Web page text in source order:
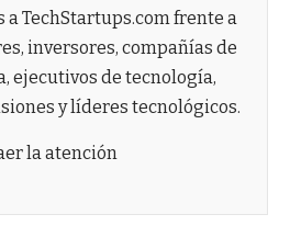
a TechStartups.com frente a
inversores, compañías de
ejecutivos de tecnología,
y líderes tecnológicos.
la atención